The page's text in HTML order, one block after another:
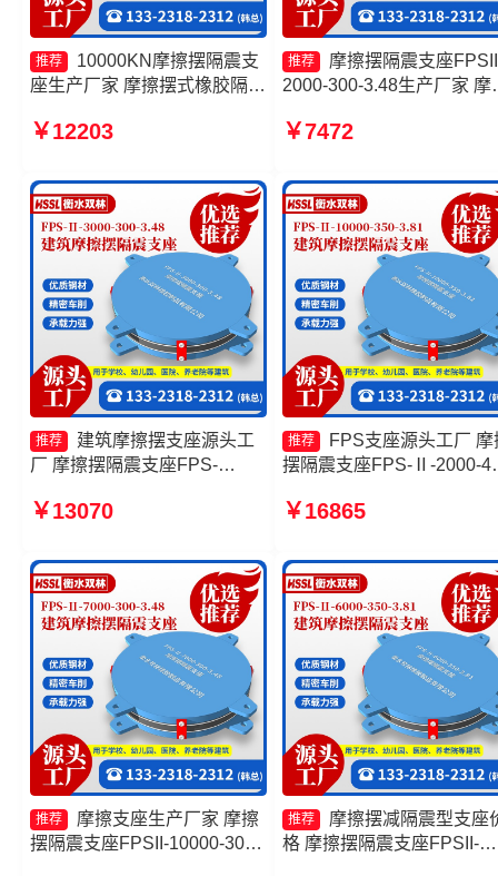
推荐
10000KN摩擦摆隔震支
座生产厂家 摩擦摆式橡胶隔震
生产厂家 减隔震摩擦摆支座生
￥12203
推荐
摩擦摆隔震支座
2000-300-3.48生产厂家 摩
生产厂家 摩擦摆隔震支座
支座FPSII-5000-300-3.48
产厂家
￥7472
推荐
建筑摩擦摆支座源头工
厂 摩擦摆隔震支座FPS-
擦摆减隔震支座 FPS支座生产
￥13070
推荐
FPS支座源头工厂 摩
摆隔震支座FPS-Ⅱ-2000-
FPSII-1000-300-3.48生产
￥16865
推荐
摩擦支座生产厂家 摩擦
摆隔震支座FPSII-10000-300-
推荐
摩擦摆减隔震型支座
格 摩擦摆隔震支座FPSII-